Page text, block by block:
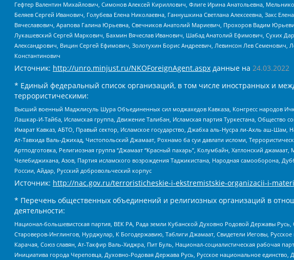
Гефтер Валентин Михайлович, Симонов Алексей Кириллович, Флиге Ирина Анатольевна,
Беляев Сергей Иванович, Голубева Елена Николаевна, Ганнушкина Светлана Алексеевна, Закс
Вячеславович, Арапова Галина Юрьевна, Свечников Анатолий Мариевич, Прохоров Вадим
Лукашевский Сергей Маркович, Бахмин Вячеслав Иванович, Шабад Анатолий Ефимович, Сухих
Александрович, Вицин Сергей Ефимович, Золотухин Борис Андреевич, Левинсон Лев
Константинович
Источник: http://unro.minjust.ru/NKOForeignAgent.aspx данные на 24.03.2022
* Единый федеральный список организаций, в том числе иностранных и
террористическими:
Высший военный Маджлисуль Шура Объединенных сил моджахедов Кавказа, Конгресс народов
Лашкар-И-Тайба, Исламская группа, Движение Талибан, Исламская партия Туркестана,
Имарат Кавказ, АБТО, Правый сектор, Исламское государство, Джабха аль-Нусра ли-Ахль аш-
Ат-Тавхида Валь-Джихад, Чистопольский Джамаат, Рохнамо ба суи давлати исломи,
Артподготовка, Религиозная группа “Джамаат “Красный пахарь”, Колумбайн, Хатлонский
Челебиджихана, Азов, Партия исламского возрождения Таджикистана, Народная самооборона,
России, Айдар, Русский добровольческий корпус
Источник: http://nac.gov.ru/terroristicheskie-i-ekstremistskie-organizacii-i-
* Перечень общественных объединений и религиозных организаций в
деятельности:
Национал-большевистская партия, ВЕК РА, Рада земли Кубанской Духовно Родовой Державы
Староверов-Инглингов, Нурджулар, К Богодержавию, Таблиги Джамаат, Свидетели Иеговы,
Карачая, Союз славян, Ат-Такфир Валь-Хиджра, Пит Буль, Национал-социалистическая рабочая
Инициатива города Череповца, Духовно-Родовая Держава Русь, Русское национальное